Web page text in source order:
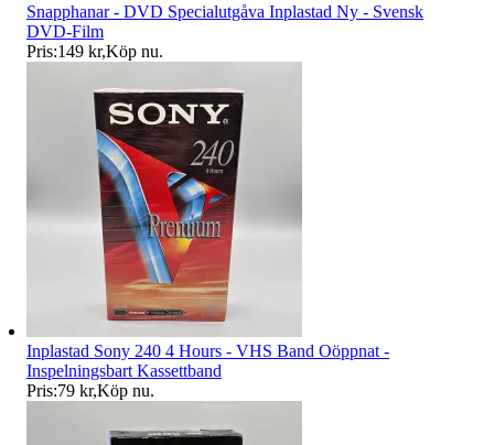
Snapphanar - DVD Specialutgåva Inplastad Ny - Svensk
DVD-Film
Pris:149 kr,Köp nu.
Inplastad Sony 240 4 Hours - VHS Band Oöppnat -
Inspelningsbart Kassettband
Pris:79 kr,Köp nu.